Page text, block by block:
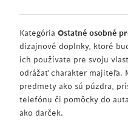
Kategória Ostatné osobné
dizajnové doplnky, ktoré
ich používate pre svoju
odrážať charakter majiteľa.
predmety ako sú púzdra,
telefónu či pomôcky do
ako darček.